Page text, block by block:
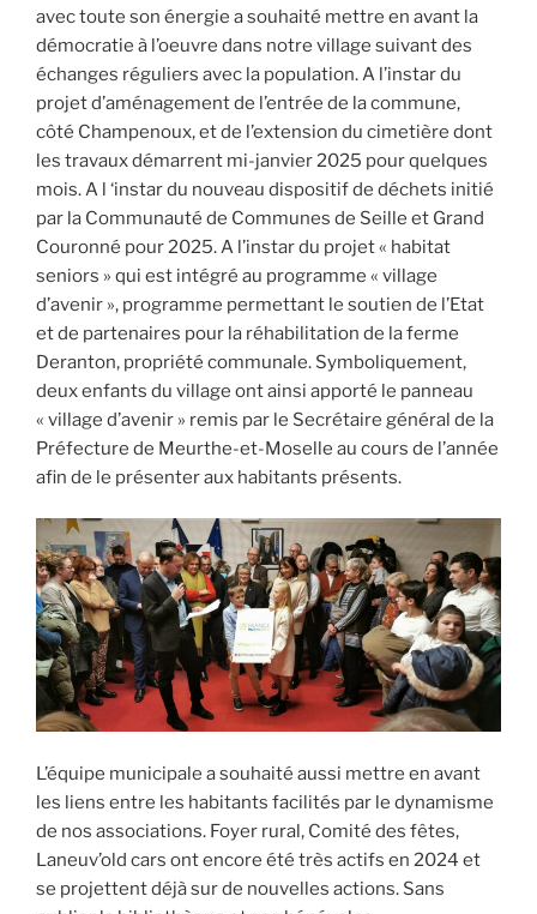
avec toute son énergie a souhaité mettre en avant la
démocratie à l’oeuvre dans notre village suivant des
échanges réguliers avec la population. A l’instar du
projet d’aménagement de l’entrée de la commune,
côté Champenoux, et de l’extension du cimetière dont
les travaux démarrent mi-janvier 2025 pour quelques
mois. A l ‘instar du nouveau dispositif de déchets initié
par la Communauté de Communes de Seille et Grand
Couronné pour 2025. A l’instar du projet « habitat
seniors » qui est intégré au programme « village
d’avenir », programme permettant le soutien de l’Etat
et de partenaires pour la réhabilitation de la ferme
Deranton, propriété communale. Symboliquement,
deux enfants du village ont ainsi apporté le panneau
« village d’avenir » remis par le Secrétaire général de la
Préfecture de Meurthe-et-Moselle au cours de l’année
afin de le présenter aux habitants présents.
L’équipe municipale a souhaité aussi mettre en avant
les liens entre les habitants facilités par le dynamisme
de nos associations. Foyer rural, Comité des fêtes,
Laneuv’old cars ont encore été très actifs en 2024 et
se projettent déjà sur de nouvelles actions. Sans